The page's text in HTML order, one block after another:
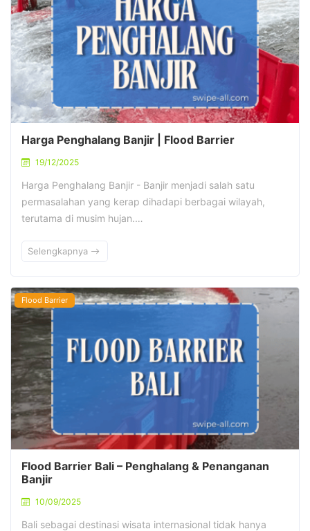
Harga Penghalang Banjir | Flood Barrier
19/12/2025
Harga Penghalang Banjir - Banjir menjadi salah satu
permasalahan yang kerap dihadapi berbagai wilayah,
terutama di musim hujan.…
Selengkapnya
Flood Barrier
Flood Barrier Bali – Penghalang & Penanganan
Banjir
10/09/2025
Bali sebagai destinasi wisata internasional tidak hanya